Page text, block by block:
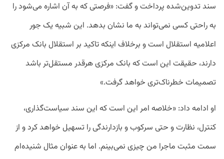
سند تدوین‌شده پرداخت و گفت: «فرصتی که به آن اشاره می‌شود را
به راحتی کسی نمی‌تواند به ما نشان بدهد. این شبیه یک جور
اعلامیه استقلال است و برخلاف اینکه تاکید بر استقلال بانک مرکزی
دارند، حقیقت این است که بانک مرکزی هرقدر مستقل‌تر باشد
تصمیمات خطرناک‌تری خواهد گرفت.»
او ادامه داد: «خلاصه امر این است که این سند سیاست‌گذاری،
کنترل، نظارت و حتی سرکوب و بازدارندگی را تسهیل خواهد کرد و از
سمت مثبت ماجرا من چیزی نمی‌بینم. اما به عنوان مثال شنیده‌ام